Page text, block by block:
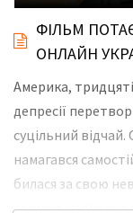
ФІЛЬМ
ОНЛАЙН
Америка,
депресії
суцільний
намагався
билася за свою
єдиною надією на